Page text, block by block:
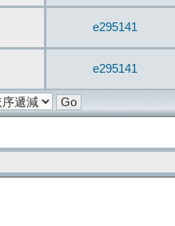
e295141
e295141